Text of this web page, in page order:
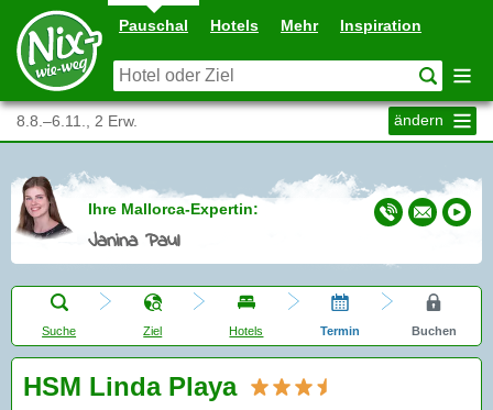
Pauschal Hotels Mehr Inspiration
8.8.–6.11., 2 Erw. ändern
Ihre Mallorca-Expertin:
Janina Paul
Suche Ziel Hotels Termin Buchen
HSM Linda Playa